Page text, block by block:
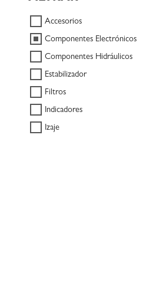
Accesorios
Componentes Electrónicos
Componentes Hidráulicos
Estabilizador
Filtros
Indicadores
Izaje